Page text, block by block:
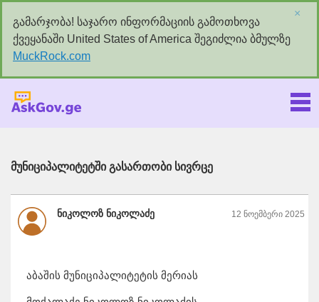
გამარჯობა! საჯარო ინფორმაციის გამოთხოვა
ქვეყანაში United States of America შეგიძლია ბმულზე
MuckRock.com
×
მუნიციპალიტეტში გასართობი სივრცე
ნიკოლოზ ნიკოლაძე 12 ნოემბერი 2025
აბაშის მუნიციპალიტეტის მერიას